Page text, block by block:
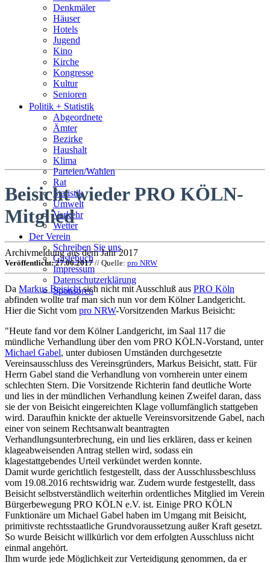
Wohnen
Denkmäler
Häuser
Hotels
Jugend
Kino
Kirche
Kongresse
Kultur
Senioren
Stadtführer
Straßen
Politik + Statistik
Abgeordnete
Ämter
Bezirke
Haushalt
Klima
Parteien/Wahlen
Rat
Statistik
Umwelt
Verkehr
Wetter
Der Verein
Schreiben Sie uns
Gästebuch
Impressum
Datenschutzerklärung
Sponsoren
Beisicht wieder PRO KÖLN-
Mitglied
Archivmeldung aus dem Jahr 2017
Veröffentlicht: 27.06.2017// Quelle: pro NRW
Da Markus Beisichtsich nicht mit Ausschluß aus PRO Köln
abfinden wollte traf man sich nun vor dem Kölner Landgericht.
Hier die Sicht vom pro NRW-Vorsitzenden Markus Beisicht:
"Heute fand vor dem Kölner Landgericht, im Saal 117 die
mündliche Verhandlung über den vom PRO KÖLN-Vorstand, unter
Michael Gabel, unter dubiosen Umständen durchgesetzte
Vereinsausschluss des Vereinsgründers, Markus Beisicht, statt. Für
Herrn Gabel stand die Verhandlung von vornherein unter einem
schlechten Stern. Die Vorsitzende Richterin fand deutliche Worte
und lies in der mündlichen Verhandlung keinen Zweifel daran, dass
sie der von Beisicht eingereichten Klage vollumfänglich stattgeben
wird. Daraufhin knickte der aktuelle Vereinsvorsitzende Gabel, nach
einer von seinem Rechtsanwalt beantragten
Verhandlungsunterbrechung, ein und lies erklären, dass er keinen
klageabweisenden Antrag stellen wird, sodass ein
klagestattgebendes Urteil verkündet werden konnte.
Damit wurde gerichtlich festgestellt, dass der Ausschlussbeschluss
vom 19.08.2016 rechtswidrig war. Zudem wurde festgestellt, dass
Beisicht selbstverständlich weiterhin ordentliches Mitglied im Verein
Bürgerbewegung PRO KÖLN e.V. ist. Einige PRO KÖLN
Funktionäre um Michael Gabel haben im Umgang mit Beisicht,
primitivste rechtsstaatliche Grundvoraussetzung außer Kraft gesetzt.
So wurde Beisicht willkürlich vor dem erfolgten Ausschluss nicht
einmal angehört.
Ihm wurde jede Möglichkeit zur Verteidigung genommen, da er